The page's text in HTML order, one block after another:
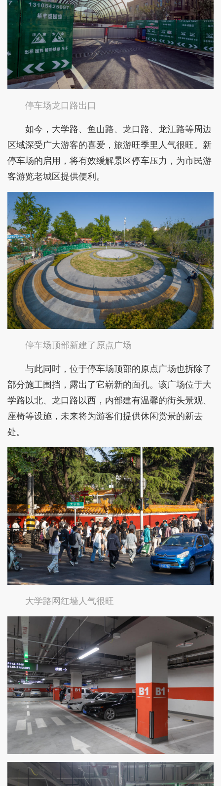
停车场龙口路出口
如今，大学路、鱼山路、龙口路、龙江路等周边
区域深受广大游客的喜爱，旅游旺季里人气很旺。新
停车场的启用，将有效缓解景区停车压力，为市民游
客游览老城区提供便利。
停车场顶部新建了原点广场
与此同时，位于停车场顶部的原点广场也拆除了
部分施工围挡，露出了它崭新的面孔。该广场位于大
学路以北、龙口路以西，内部建有温馨的街头景观、
座椅等设施，未来将为游客们提供休闲赏景的新去
处。
大学路网红墙人气很旺